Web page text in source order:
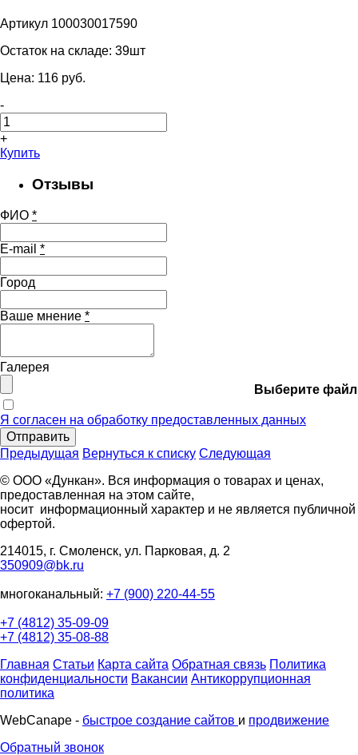
Артикул 100030017590
Остаток на складе: 39шт
Цена: 116 pуб.
-
+
Купить
Отзывы
ФИО *
E-mail *
Город
Ваше мнение *
Галерея
Выберите файл
Я согласен на обработку предоставленных данных
Отправить
Предыдущая Вернуться к списку Следующая
© ООО «Дункан». Вся информация о товарах и ценах,
предоставленная на этом сайте,
носит информационный характер и не является публичной
офертой.
214015, г. Смоленск, ул. Парковая, д. 2
350909@bk.ru
многоканальный: +7 (900) 220-44-55
+7 (4812) 35-09-09
+7 (4812) 35-08-88
Главная Статьи Карта сайта Обратная связь Политика
конфиденциальности Вакансии Антикоррупционная
политика
WebCanape - быстрое создание сайтов и продвижение
Обратный звонок